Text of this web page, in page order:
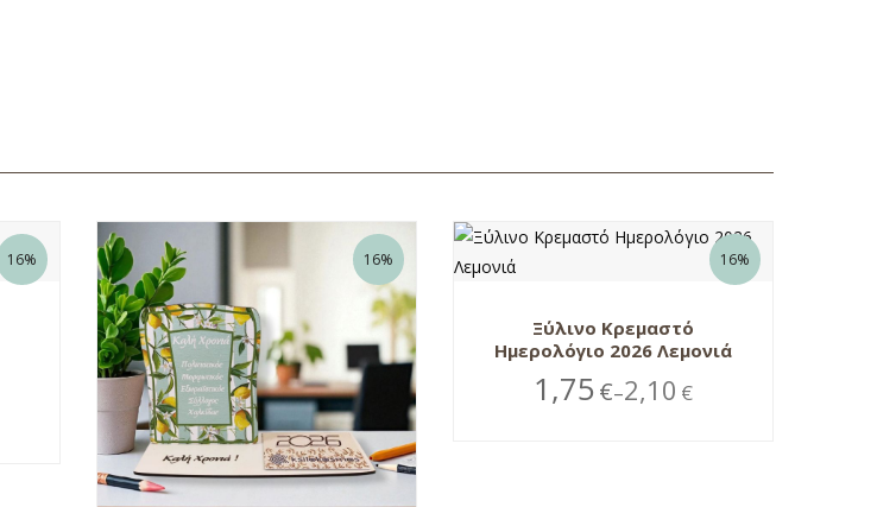
16% 16% 16%
Ξύλινο Κρεμαστό
Ημερολόγιο 2026 Λεμονιά
1,75 €–2,10 €